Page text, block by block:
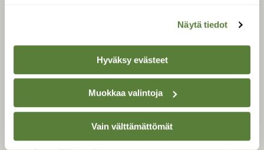
Näytä tiedot
Hyväksy evästeet
Muokkaa valintoja
Vain välttämättömät
Tilaa uutiskirje
SUOMEN LUONNON­
Suomen Luonto -lehden
luonnonsuojelu­liitto